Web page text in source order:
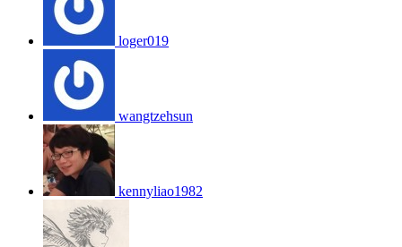
loger019
wangtzehsun
kennyliao1982